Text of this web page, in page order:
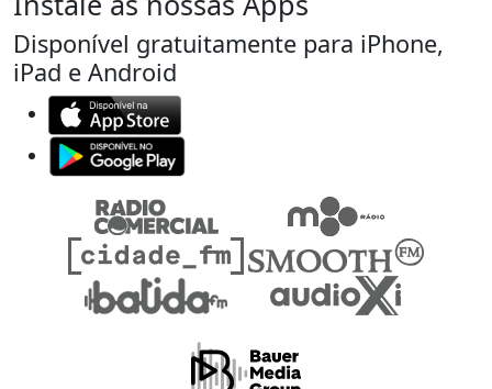
Disponível gratuitamente para iPhone,
iPad e Android